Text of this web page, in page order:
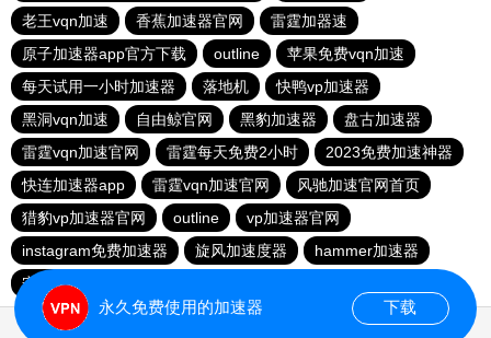
老王vqn加速
香蕉加速器官网
雷霆加器速
原子加速器app官方下载
outline
苹果免费vqn加速
每天试用一小时加速器
落地机
快鸭vp加速器
黑洞vqn加速
自由鲸官网 黑豹加速器
盘古加速器
雷霆vqn加速官网
雷霆每天免费2小时
2023免费加速神器
快连加速器app
雷霆vqn加速官网
风驰加速官网首页
猎豹vp加速器官网
outline
vp加速器官网
instagram免费加速器
旋风加速度器
hammer加速器
安易加速器永久免费版
永久免费使用的加速器 下载